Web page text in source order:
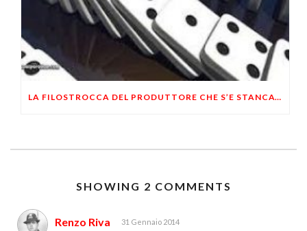
LA FILOSTROCCA DEL PRODUTTORE CHE S’E STANCATO DI ESSERE SFRUTTATO
SHOWING 2 COMMENTS
Renzo Riva 31 Gennaio 2014